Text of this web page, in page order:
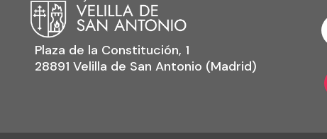
Plaza de la Constitución, 1
28891 Velilla de San Antonio (Madrid)